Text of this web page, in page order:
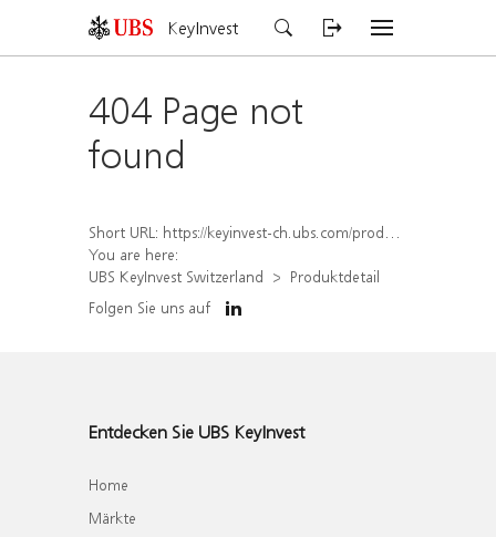
KeyInvest
404 Page not
found
Short URL: https://keyinvest-ch.ubs.com/produkt/detail/index/isin/CH1570495312
You are here:
UBS KeyInvest Switzerland
Produktdetail
Folgen Sie uns auf
Entdecken Sie UBS KeyInvest
Home
Märkte